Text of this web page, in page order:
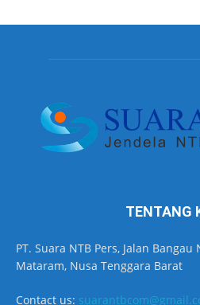
TENTANG
PT. Suara NTB Pers, Jalan
Mataram, Nusa Tenggara Barat
Contact us: